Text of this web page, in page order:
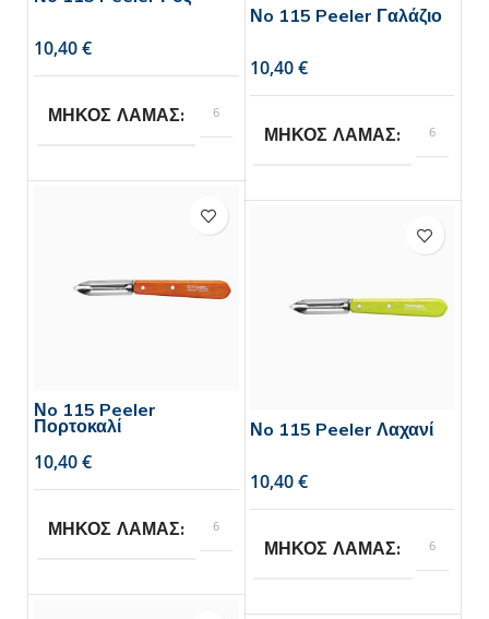
€
ΜΗΚΟΣ ΛΑΜΑΣ 6
Νo 115 Peeler Γαλάζιο
€
ΜΗΚΟΣ ΛΑΜΑΣ 6
Νo 115 Peeler
Πορτοκαλί
€
ΜΗΚΟΣ ΛΑΜΑΣ 6
Νo 115 Peeler Λαχανί
€
ΜΗΚΟΣ ΛΑΜΑΣ 6